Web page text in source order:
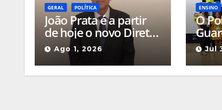
GERAL POLÍTICA
João Prata é a partir
de hoje o novo Diretor
do Instituto de
Emprego e Formação
Profissional da
Ago 1, 2026
ENSINO
O
Jul